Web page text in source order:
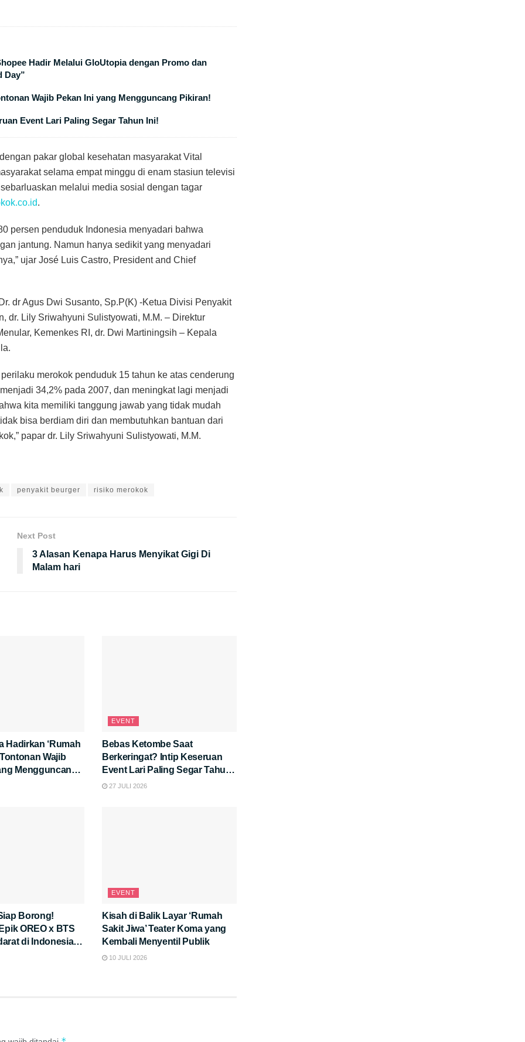
Hadir Melalui GloUtopia dengan Promo dan
Day”
Wajib Pekan Ini yang Mengguncang Pikiran!
Event Lari Paling Segar Tahun Ini!
pakar global kesehatan masyarakat Vital
selama empat minggu di enam stasiun televisi
melalui media sosial dengan tagar
.
persen penduduk Indonesia menyadari bahwa
jantung. Namun hanya sedikit yang menyadari
ujar José Luis Castro, President and Chief
dr Agus Dwi Susanto, Sp.P(K) -Ketua Divisi Penyakit
dr. Lily Sriwahyuni Sulistyowati, M.M. – Direktur
Kemenkes RI, dr. Dwi Martiningsih – Kepala
merokok penduduk 15 tahun ke atas cenderung
34,2% pada 2007, dan meningkat lagi menjadi
kita memiliki tanggung jawab yang tidak mudah
bisa berdiam diri dan membutuhkan bantuan dari
papar dr. Lily Sriwahyuni Sulistyowati, M.M.
penyakit beurger risiko merokok
Next Post
3 Alasan Kenapa Harus Menyikat Gigi Di
Malam hari
Hadirkan ‘Rumah
Wajib
Mengguncang
EVENT
Bebas Ketombe Saat
Berkeringat? Intip Keseruan
Event Lari Paling Segar Tahun
Ini!27 JULI 2026
Borong!
OREO x BTS
di Indonesia,
EVENT
Kisah di Balik Layar ‘Rumah
Sakit Jiwa’ Teater Koma yang
Kembali Menyentil Publik
10 JULI 2026